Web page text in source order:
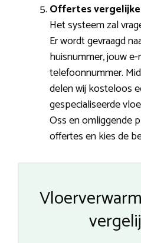
Offertes
Het systeem zal
Er wordt gevraagd
huisnummer, jouw
telefoonnummer.
delen wij kosteloos
gespecialiseerde
Oss en omliggende
offertes en kies de